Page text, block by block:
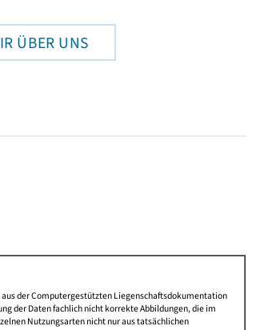
ÜBER UNS
der Computergestützten Liegenschaftsdokumentation
der Daten fachlich nicht korrekte Abbildungen, die im
Nutzungsarten nicht nur aus tatsächlichen